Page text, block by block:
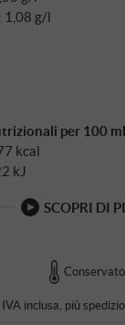
1,08 g/l
per 100 ml
kcal
kJ
SCOPRI DI
IVA inclusa , più